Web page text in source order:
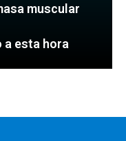
muscular
a esta hora